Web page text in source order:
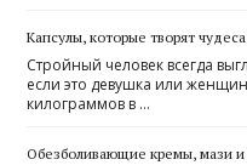
Капсулы, которые творят
Стройный человек всегда
если это девушка или
килограммов в …
Обезболивающие кремы, мази и